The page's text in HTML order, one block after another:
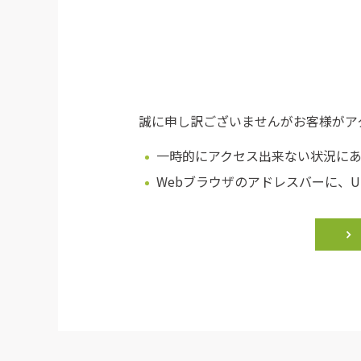
誠に申し訳ございませんがお客様が
一時的にアクセス出来ない状況に
Webブラウザのアドレスバーに、